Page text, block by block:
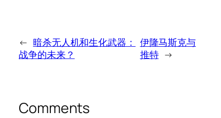
← 暗杀无人机和生化武器：
战争的未来？
伊隆马斯克与
推特 →
Comments